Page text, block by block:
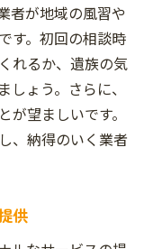
者が地域の風習や
す。初回の相談時
れるか、遺族の気
ょう。さらに、
望ましいです。
、納得のいく業者
供